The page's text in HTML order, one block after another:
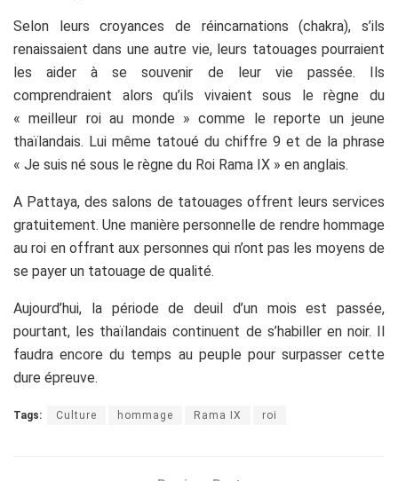
Selon leurs croyances de réincarnations (chakra), s’ils
renaissaient dans une autre vie, leurs tatouages pourraient
les aider à se souvenir de leur vie passée. Ils
comprendraient alors qu’ils vivaient sous le règne du
« meilleur roi au monde » comme le reporte un jeune
thaïlandais. Lui même tatoué du chiffre 9 et de la phrase
« Je suis né sous le règne du Roi Rama IX » en anglais.
A Pattaya, des salons de tatouages offrent leurs services
gratuitement. Une manière personnelle de rendre hommage
au roi en offrant aux personnes qui n’ont pas les moyens de
se payer un tatouage de qualité.
Aujourd’hui, la période de deuil d’un mois est passée,
pourtant, les thaïlandais continuent de s’habiller en noir. Il
faudra encore du temps au peuple pour surpasser cette
dure épreuve.
Tags: Culture hommage Rama IX roi